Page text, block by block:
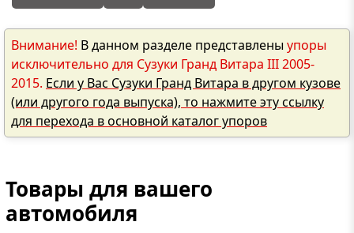
Внимание! В данном разделе представлены упоры
исключительно для Сузуки Гранд Витара III 2005-
2015. Если у Вас Сузуки Гранд Витара в другом кузове
(или другого года выпуска), то нажмите эту ссылку
для перехода в основной каталог упоров
Товары для вашего
автомобиля